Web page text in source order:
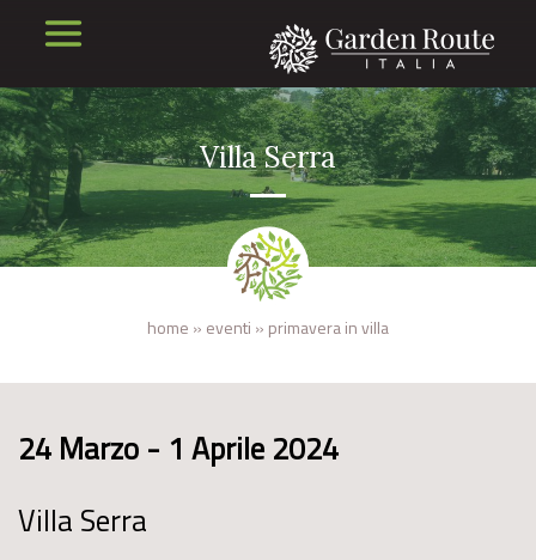
Villa Serra
home » eventi » primavera in villa
24 Marzo - 1 Aprile 2024
Villa Serra